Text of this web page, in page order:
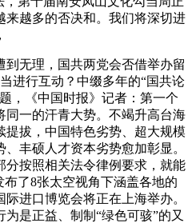
来越多的否决和。我们将深切进
无理，国共两党会否借举办留
进行互动？中缀多年的“国共论
，《中国时报》记者：第一个
同一的汗青大势。不竭升高台海
提拔，中国特色劣势、超大规模
丰硕人才资本劣势愈加彰显。
分按照相关法令律例要求，就能
了8张太空视角下涵盖各地的
进口博览会将正在上海举办。
是正益、制制“绿色可骇”的又